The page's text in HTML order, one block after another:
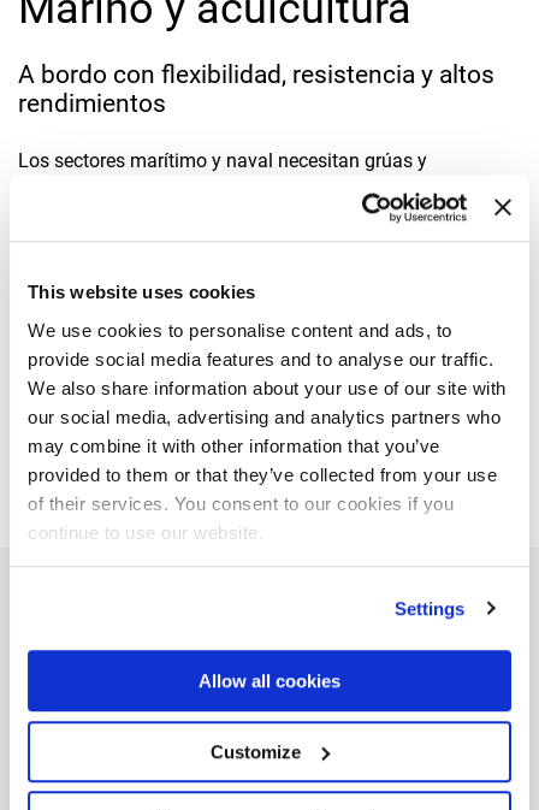
This website uses cookies
We use cookies to personalise content and ads, to
provide social media features and to analyse our traffic.
We also share information about your use of our site with
our social media, advertising and analytics partners who
may combine it with other information that you’ve
provided to them or that they’ve collected from your use
of their services. You consent to our cookies if you
continue to use our website.
Settings
Allow all cookies
Customize
A bordo con flexibilidad, resistencia y altos
rendimientos
Los sectores marítimo y naval necesitan grúas y
maquinaria que puedan adaptarse a cada tipo diferente de
buque y que no se deterioren con el agua salada.
esenciales. Estas grúas de las gamas para trabajos ligeros,
trabajos de tipo medio y trabajos pesados son adecuadas
para todo tipo de operaciones de manipulación en puertos
y astilleros.
Empresa involucrada
DEL PROYECTO A LA REALIDAD
NuestrasRealizaciones